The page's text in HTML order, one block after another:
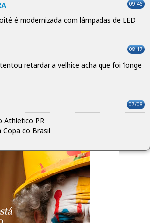
09:46
é modernizada com lâmpadas de LED
08:17
retardar a velhice acha que foi 'longe
07/08
Athletico PR
Copa do Brasil